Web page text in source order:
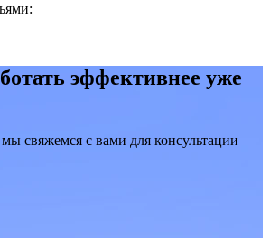
эффективнее уже
мы свяжемся с вами для консультации